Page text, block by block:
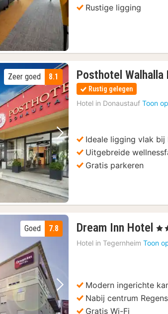
Rustige ligging
Volgende foto
8.1
Zeer goed Posthotel Walhalla
Rustig gelegen
Hotel in Donaustauf Toon
Ideale ligging vlak bij
Uitgebreide
Gratis parkeren
Volgende foto
7.8
Goed Dream Inn Hotel 1
, 2
Hotel in Tegernheim Toon
Modern ingerichte
Nabij centrum
Gratis Wi-Fi